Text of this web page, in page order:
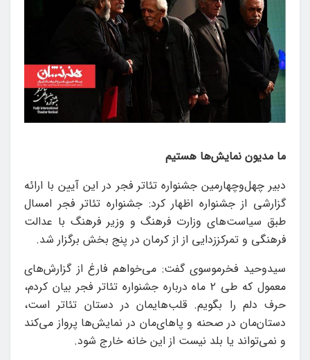
ما مدیون نمایش‌ها هستیم
دبیر چهل‌وچهارمین جشنواره تئاتر فجر در این آیین با ارائه
گزارشی از جشنواره اظهار کرد: جشنواره تئاتر فجر امسال
طبق سیاست‌های وزارت فرهنگ و وزیر فرهنگ با عدالت
فرهنگی و تمرکززدایی از از کرمان در پنج بخش برگزار شد.
سیدوحید فخرموسوی گفت: می‌خواهم فارغ از گزارش‌های
معمول که طی ۲ ماه درباره جشنواره تئاتر فجر بیان کردم،
حرف دلم را بگویم. قلب‌هایمان در دستان تئاتر است،
دستان‌مان در صحنه و پاهای‌مان در نمایش‌ها پرواز می‌کند
و نمی‌تواند یا بلد نیست از این خانه خارج شود.